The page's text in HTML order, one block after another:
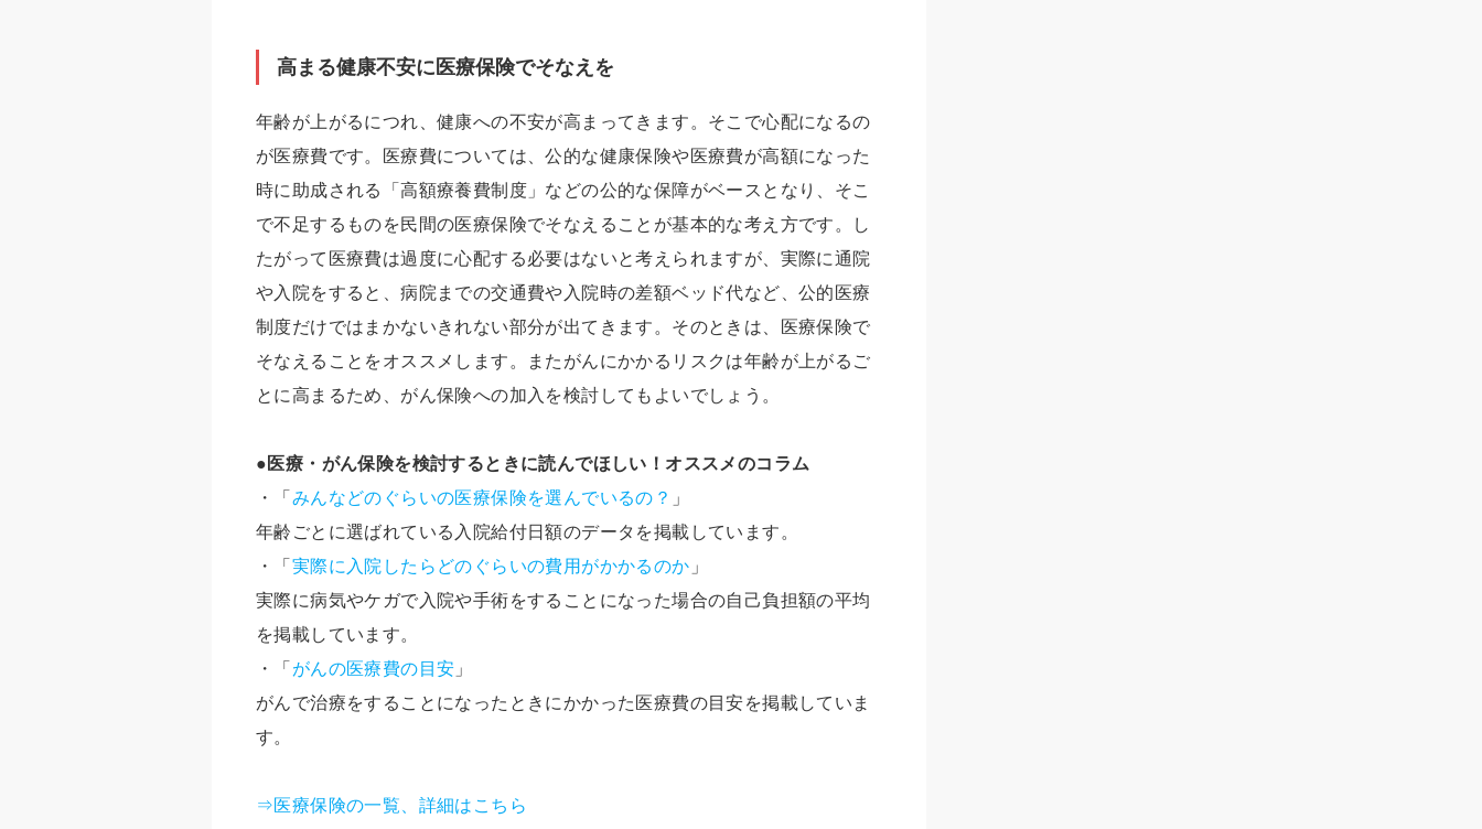
高まる健康不安に医療保険でそなえを
年齢が上がるにつれ、健康への不安が高まってきます。そこで心配になるの
が医療費です。医療費については、公的な健康保険や医療費が高額になった
時に助成される「高額療養費制度」などの公的な保障がベースとなり、そこ
で不足するものを民間の医療保険でそなえることが基本的な考え方です。し
たがって医療費は過度に心配する必要はないと考えられますが、実際に通院
や入院をすると、病院までの交通費や入院時の差額ベッド代など、公的医療
制度だけではまかないきれない部分が出てきます。そのときは、医療保険で
そなえることをオススメします。またがんにかかるリスクは年齢が上がるご
とに高まるため、がん保険への加入を検討してもよいでしょう。
●医療・がん保険を検討するときに読んでほしい！オススメのコラム
・「 みんなどのぐらいの医療保険を選んでいるの？ 」
年齢ごとに選ばれている入院給付日額のデータを掲載しています。
・「 実際に入院したらどのぐらいの費用がかかるのか 」
実際に病気やケガで入院や手術をすることになった場合の自己負担額の平均
を掲載しています。
・「 がんの医療費の目安 」
がんで治療をすることになったときにかかった医療費の目安を掲載していま
す。
⇒医療保険の一覧、詳細はこちら